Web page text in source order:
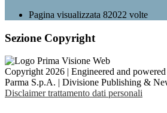
Pagina visualizzata 82022 volte
Sezione Copyright
Copyright 2026 | Engineered and
Parma S.p.A. | Divisione Publishing &
Disclaimer trattamento dati personali